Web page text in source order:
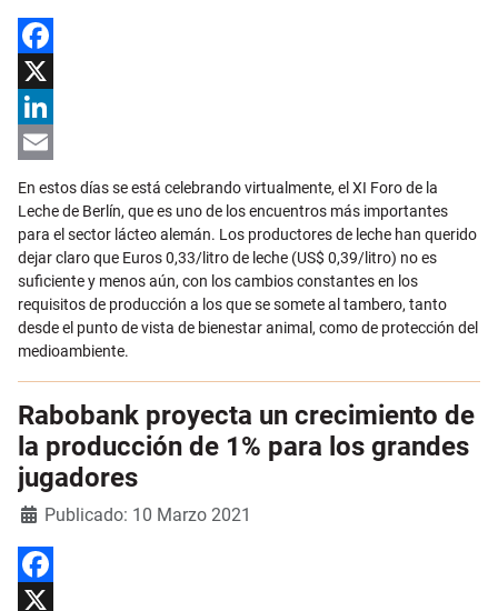
Facebook
X
LinkedIn
En estos días se está celebrando virtualmente, el XI Foro de la
Leche de Berlín, que es uno de los encuentros más importantes
para el sector lácteo alemán. Los productores de leche han querido
dejar claro que Euros 0,33/litro de leche (US$ 0,39/litro) no es
suficiente y menos aún, con los cambios constantes en los
requisitos de producción a los que se somete al tambero, tanto
desde el punto de vista de bienestar animal, como de protección del
medioambiente.
Rabobank proyecta un crecimiento de
la producción de 1% para los grandes
jugadores
DetallesPublicado: 10 Marzo 2021
Facebook